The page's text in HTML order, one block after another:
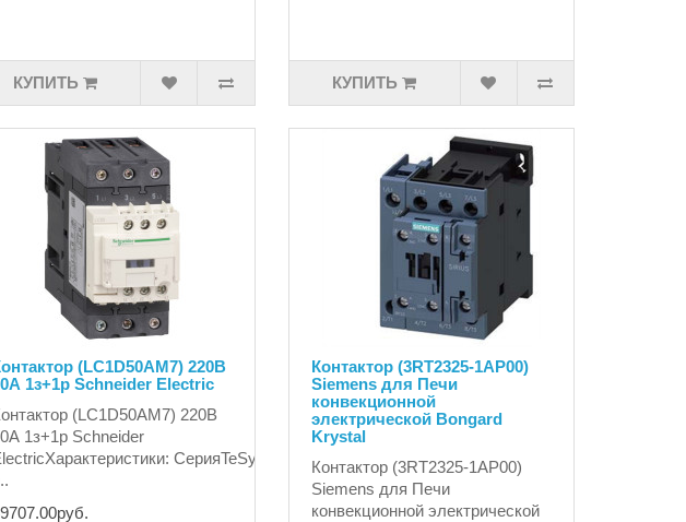
КУПИТЬ КУПИТЬ
(LC1D50AM7) 220В
1з+1р Schneider Electric
(LC1D50AM7) 220В
1з+1р Schneider
СерияTeSysНаименование
Контактор (3RT2325-1AP00)
Siemens для Печи
конвекционной
электрической Bongard
Krystal
Контактор (3RT2325-1AP00)
Siemens для Печи
конвекционной электрической